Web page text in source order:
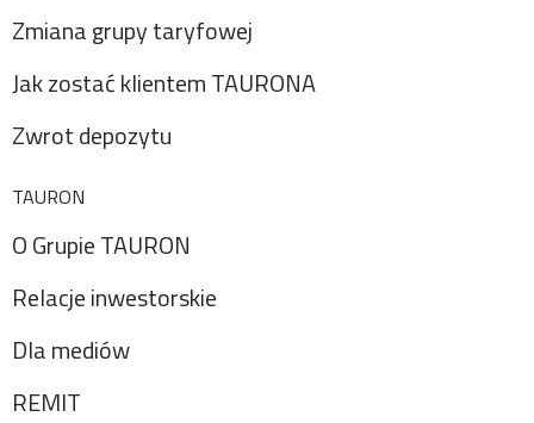
Zmiana grupy taryfowej
Jak zostać klientem TAURONA
Zwrot depozytu
TAURON
O Grupie TAURON
Relacje inwestorskie
Dla mediów
REMIT